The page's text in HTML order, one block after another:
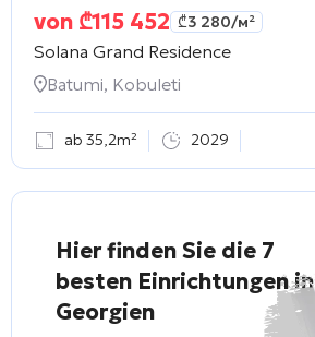
von ₾115 452 ₾3 280/м²
Solana Grand Residence
Batumi, Kobuleti
ab 35,2m² 2029
Hier finden Sie die 7
besten Einrichtungen in
Georgien